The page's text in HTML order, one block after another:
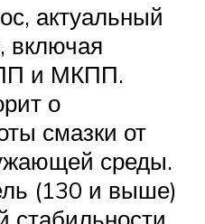
актуальный
включая
и МКПП.
о
смазки от
среды.
(130 и выше)